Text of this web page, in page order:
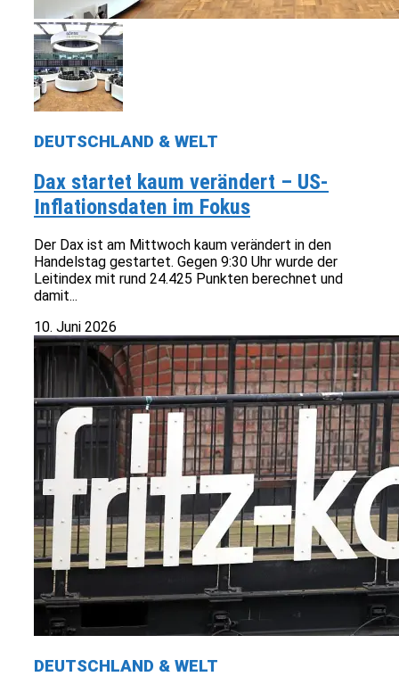
DEUTSCHLAND & WELT
Dax startet kaum verändert – US-
Inflationsdaten im Fokus
Der Dax ist am Mittwoch kaum verändert in den
Handelstag gestartet. Gegen 9:30 Uhr wurde der
Leitindex mit rund 24.425 Punkten berechnet und
damit...
10. Juni 2026
DEUTSCHLAND & WELT